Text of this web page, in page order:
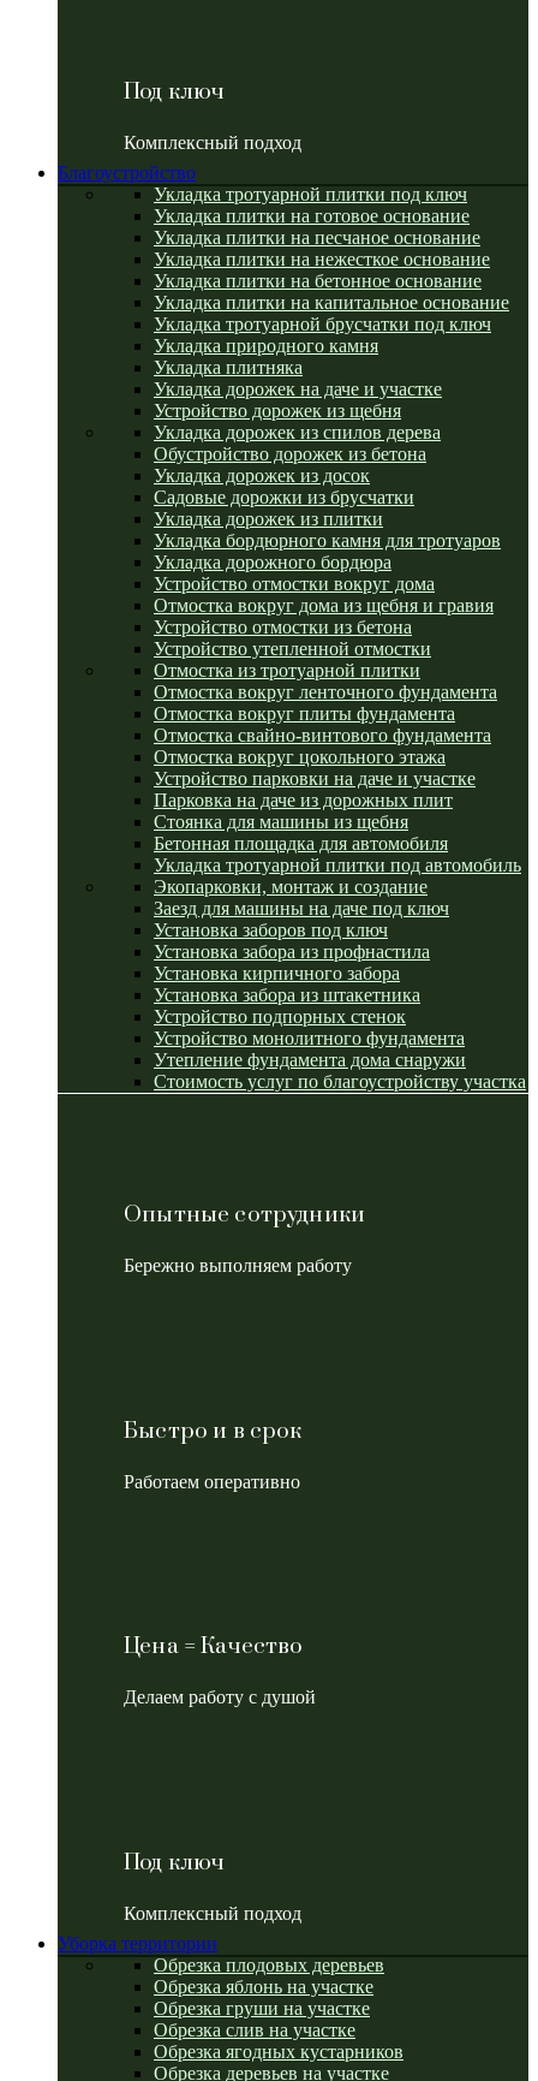
Под ключ
Комплексный подход
Благоустройство
Укладка тротуарной плитки под ключ
Укладка плитки на готовое основание
Укладка плитки на песчаное основание
Укладка плитки на нежесткое основание
Укладка плитки на бетонное основание
Укладка плитки на капитальное основание
Укладка тротуарной брусчатки под ключ
Укладка природного камня
Укладка плитняка
Укладка дорожек на даче и участке
Устройство дорожек из щебня
Укладка дорожек из спилов дерева
Обустройство дорожек из бетона
Укладка дорожек из досок
Садовые дорожки из брусчатки
Укладка дорожек из плитки
Укладка бордюрного камня для тротуаров
Укладка дорожного бордюра
Устройство отмостки вокруг дома
Отмостка вокруг дома из щебня и гравия
Устройство отмостки из бетона
Устройство утепленной отмостки
Отмостка из тротуарной плитки
Отмостка вокруг ленточного фундамента
Отмостка вокруг плиты фундамента
Отмостка свайно-винтового фундамента
Отмостка вокруг цокольного этажа
Устройство парковки на даче и участке
Парковка на даче из дорожных плит
Стоянка для машины из щебня
Бетонная площадка для автомобиля
Укладка тротуарной плитки под автомобиль
Экопарковки, монтаж и создание
Заезд для машины на даче под ключ
Установка заборов под ключ
Установка забора из профнастила
Установка кирпичного забора
Установка забора из штакетника
Устройство подпорных стенок
Устройство монолитного фундамента
Утепление фундамента дома снаружи
Стоимость услуг по благоустройству участка
Опытные сотрудники
Бережно выполняем работу
Быстро и в срок
Работаем оперативно
Цена = Качество
Делаем работу с душой
Под ключ
Комплексный подход
Уборка территории
Обрезка плодовых деревьев
Обрезка яблонь на участке
Обрезка груши на участке
Обрезка слив на участке
Обрезка ягодных кустарников
Обрезка деревьев на участке